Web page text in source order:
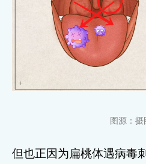
图源：摄
但也正因为扁桃体遇病毒